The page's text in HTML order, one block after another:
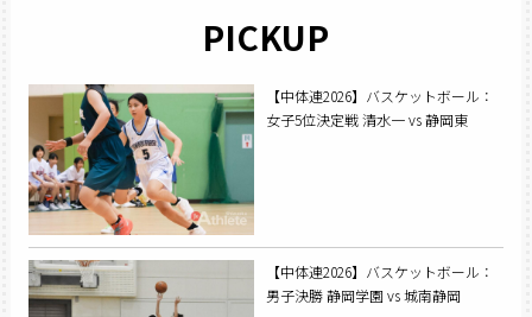
PICKUP
【中体連2026】バスケットボール：
女子5位決定戦 清水一 vs 静岡東
【中体連2026】バスケットボール：
男子決勝 静岡学園 vs 城南静岡